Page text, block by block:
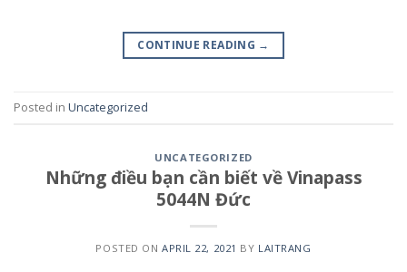
CONTINUE READING →
Posted in Uncategorized
UNCATEGORIZED
Những điều bạn cần biết về Vinapass
5044N Đức
POSTED ONAPRIL 22, 2021 BY LAITRANG